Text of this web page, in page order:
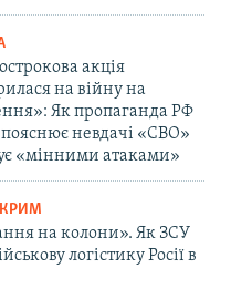
акція
на війну на
Як пропаганда РФ
невдачі «СВО»
«мінними атаками»
КРИМ
на колони». Як ЗСУ
логістику Росії в